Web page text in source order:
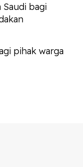
bagi
pihak warga